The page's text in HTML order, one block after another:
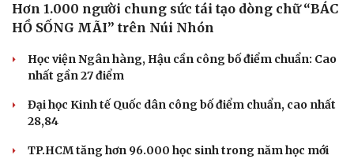
Hơn 1.000 người chung sức tái tạo dòng chữ “BÁC
HỒ SỐNG MÃI” trên Núi Nhón
Học viện Ngân hàng, Hậu cần công bố điểm chuẩn: Cao
nhất gần 27 điểm
Đại học Kinh tế Quốc dân công bố điểm chuẩn, cao nhất
28,84
TP.HCM tăng hơn 96.000 học sinh trong năm học mới